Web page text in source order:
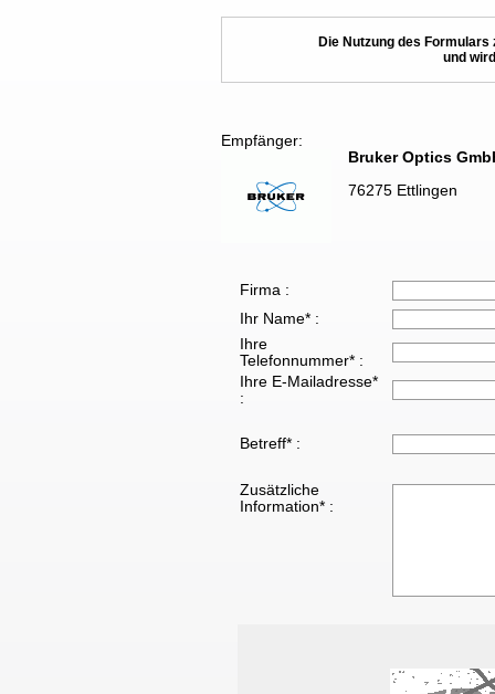
Die Nutzung des
und
Empfänger:
Bruker Optics
76275 Ettlingen
Firma :
Ihr Name* :
Ihre
Telefonnummer* :
Ihre E-Mailadresse*
:
Betreff* :
Zusätzliche
Information* :